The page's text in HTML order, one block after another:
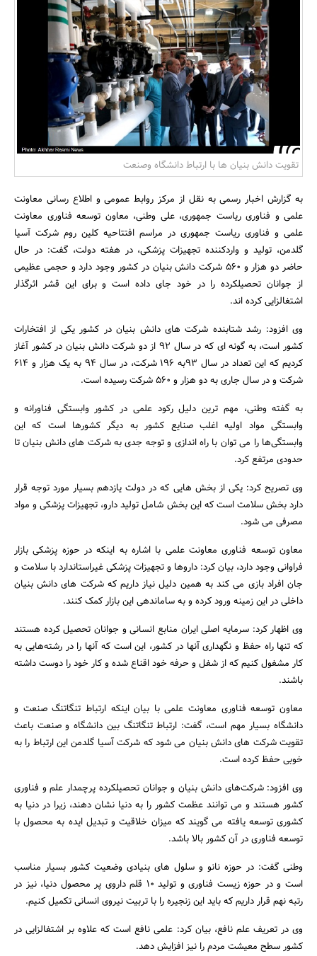
بانک، بیمه و سرمایه
مسکن و ساختمان
جستجو
تقویت دانش بنیان ها با ارتباط دانشگاه وصنعت
به گزارش اخبار رسمی به نقل از مرکز روابط عمومی و اطلاع رسانی معاونت
علمی و فناوری ریاست جمهوری، علی وطنی، معاون توسعه فناوری معاونت
علمی و فناوری ریاست جمهوری در مراسم افتتاحیه کلین روم شرکت آسیا
گلدمن، تولید و واردکننده تجهیزات پزشکی، در هفته دولت، گفت: در حال
حاضر دو هزار و 560 شرکت دانش بنیان در کشور وجود دارد و حجمی عظیمی
از جوانان تحصیلکرده را در خود جای داده است و برای این قشر اثرگذار
اشتغالزایی کرده اند.
وی افزود: رشد شتابنده شرکت های دانش بنیان در کشور یکی از افتخارات
کشور است، به گونه ای که در سال 92 از دو شرکت دانش بنیان در کشور آغاز
کردیم که این تعداد در سال 93به 196 شرکت، در سال 94 به یک هزار و 614
شرکت و در سال جاری به دو هزار و 560 شرکت رسیده است.
به گفته وطنی، مهم ترین دلیل رکود علمی در کشور وابستگی فناورانه و
وابستگی مواد اولیه اغلب صنایع کشور به دیگر کشورها است که این
وابستگی‌ها را می توان با راه اندازی و توجه جدی به شرکت های دانش بنیان تا
حدودی مرتفع کرد.
وی تصریح کرد: یکی از بخش هایی که در دولت یازدهم بسیار مورد توجه قرار
دارد بخش سلامت است که این بخش شامل تولید دارو، تجهیزات پزشکی و مواد
مصرفی می شود.
معاون توسعه فناوری معاونت علمی با اشاره به اینکه در حوزه پزشکی بازار
فراوانی وجود دارد، بیان کرد: داروها و تجهیزات پزشکی غیراستاندارد با سلامت و
جان افراد بازی می کند به همین دلیل نیاز داریم که شرکت های دانش بنیان
داخلی در این زمینه ورود کرده و به ساماندهی این بازار کمک کنند.
وی اظهار کرد: سرمایه اصلی ایران منابع انسانی و جوانان تحصیل کرده هستند
که تنها راه حفظ و نگهداری آنها در کشور، این است که آنها را در رشته‌هایی به
کار مشغول کنیم که از شغل و حرفه خود اقناع شده و کار خود را دوست داشته
باشند.
معاون توسعه فناوری معاونت علمی با بیان اینکه ارتباط تنگاتنگ صنعت و
دانشگاه بسیار مهم است، گفت: ارتباط تنگاتنگ بین دانشگاه و صنعت باعث
تقویت شرکت های دانش بنیان می شود که شرکت آسیا گلدمن این ارتباط را به
خوبی حفظ کرده است.
وی افزود: شرکت‌های دانش بنیان و جوانان تحصیلکرده پرچمدار علم و فناوری
کشور هستند و می توانند عظمت کشور را به دنیا نشان دهند، زیرا در دنیا به
کشوری توسعه یافته می گویند که میزان خلاقیت و تبدیل ایده به محصول با
توسعه فناوری در آن کشور بالا باشد.
وطنی گفت: در حوزه نانو و سلول های بنیادی وضعیت کشور بسیار مناسب
است و در حوزه زیست فناوری و تولید 10 قلم داروی پر محصول دنیا، نیز در
رتبه نهم قرار داریم که باید این زنجیره را با تربیت نیروی انسانی تکمیل کنیم.
وی در تعریف علم نافع، بیان کرد: علمی نافع است که علاوه بر اشتغالزایی در
کشور سطح معیشت مردم را نیز افزایش دهد.